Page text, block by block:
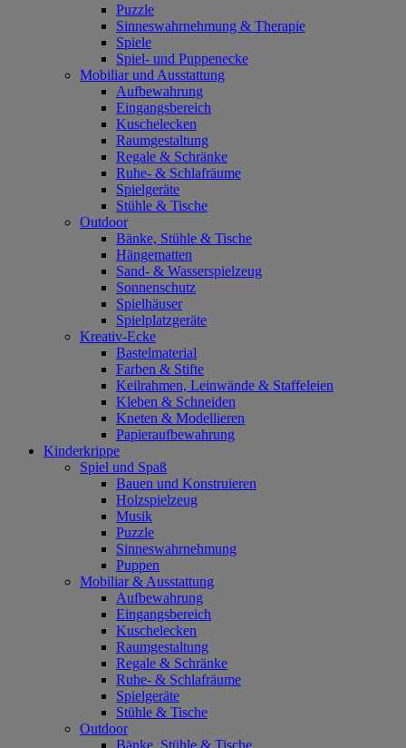
Puzzle
Sinneswahrnehmung & Therapie
Spiele
Spiel- und Puppenecke
Mobiliar und Ausstattung
Aufbewahrung
Eingangsbereich
Kuschelecken
Raumgestaltung
Regale & Schränke
Ruhe- & Schlafräume
Spielgeräte
Stühle & Tische
Outdoor
Bänke, Stühle & Tische
Hängematten
Sand- & Wasserspielzeug
Sonnenschutz
Spielhäuser
Spielplatzgeräte
Kreativ-Ecke
Bastelmaterial
Farben & Stifte
Keilrahmen, Leinwände & Staffeleien
Kleben & Schneiden
Kneten & Modellieren
Papieraufbewahrung
Kinderkrippe
Spiel und Spaß
Bauen und Konstruieren
Holzspielzeug
Musik
Puzzle
Sinneswahrnehmung
Puppen
Mobiliar & Ausstattung
Aufbewahrung
Eingangsbereich
Kuschelecken
Raumgestaltung
Regale & Schränke
Ruhe- & Schlafräume
Spielgeräte
Stühle & Tische
Outdoor